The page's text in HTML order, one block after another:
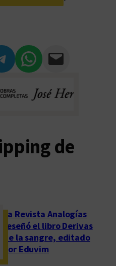
Compartir en WhatsApp Compartir vía Email
de
La Revista Analogías
reseñó el libro Derivas
de la sangre, editado
por Eduvim